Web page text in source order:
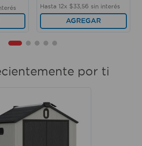
Hasta 12x $33 56 sin interés
AGREGAR
por ti